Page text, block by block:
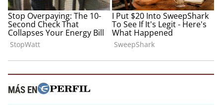
MÁS EN